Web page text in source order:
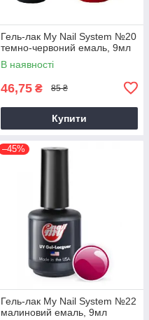
Гель-лак My Nail System №20
темно-червоний емаль, 9мл
В наявності
46,75 ₴ 85 ₴
Купити
–45%
Гель-лак My Nail System №22
малиновий емаль, 9мл